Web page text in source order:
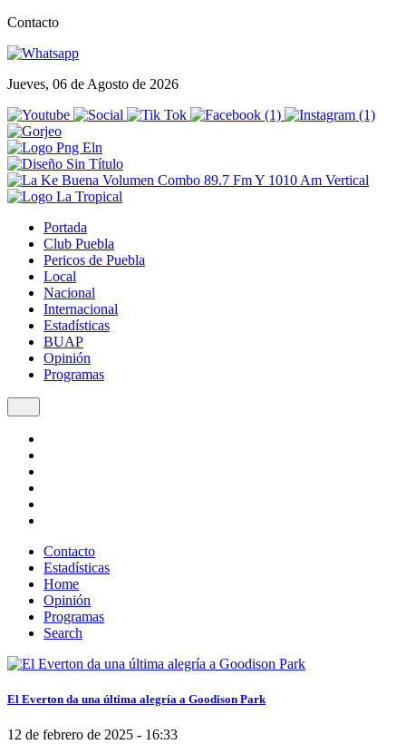
Contacto
Jueves, 06 de Agosto de 2026
Portada
Club Puebla
Pericos de Puebla
Local
Nacional
Internacional
Estadísticas
BUAP
Opinión
Programas
Contacto
Estadísticas
Home
Opinión
Programas
Search
El Everton da una última alegría a Goodison Park
12 de febrero de 2025 - 16:33